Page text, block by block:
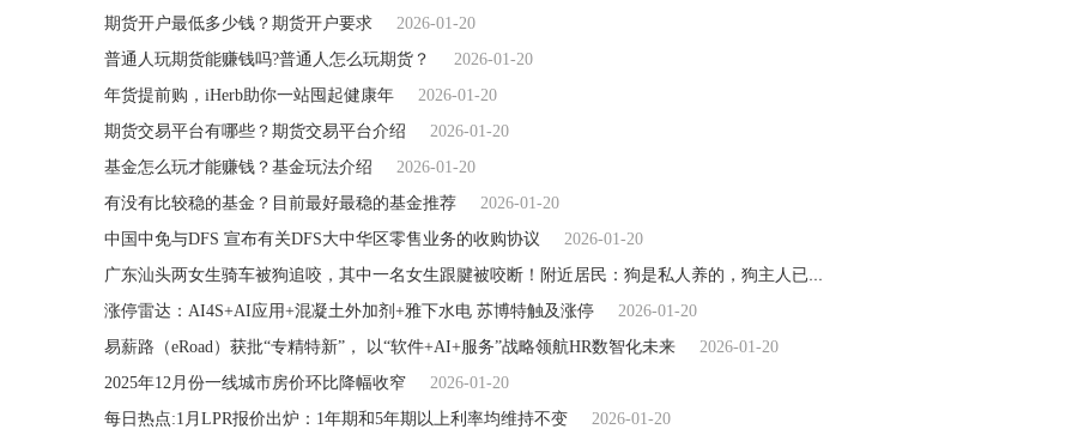
期货开户最低多少钱？期货开户要求
2026-01-20
普通人玩期货能赚钱吗?普通人怎么玩期货？
2026-01-20
年货提前购，iHerb助你一站囤起健康年
2026-01-20
期货交易平台有哪些？期货交易平台介绍
2026-01-20
基金怎么玩才能赚钱？基金玩法介绍
2026-01-20
有没有比较稳的基金？目前最好最稳的基金推荐
2026-01-20
中国中免与DFS 宣布有关DFS大中华区零售业务的收购协议
2026-01-20
广东汕头两女生骑车被狗追咬，其中一名女生跟腱被咬断！附近居民：狗是私人养的，狗主人已被警方传唤 每日视讯
涨停雷达：AI4S+AI应用+混凝土外加剂+雅下水电 苏博特触及涨停
2026-01-20
易薪路（eRoad）获批“专精特新”， 以“软件+AI+服务”战略领航HR数智化未来
2026-01-20
2025年12月份一线城市房价环比降幅收窄
2026-01-20
每日热点:1月LPR报价出炉：1年期和5年期以上利率均维持不变
2026-01-20